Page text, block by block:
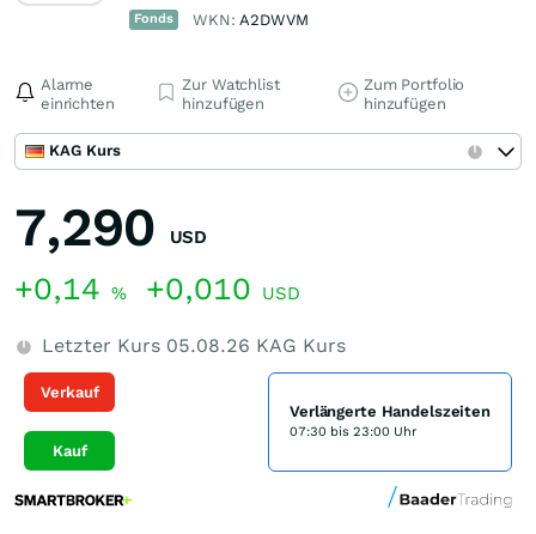
Fonds WKN:A2DWVM
Alarme
einrichten
Zur Watchlist
hinzufügen
Zum Portfolio
hinzufügen
KAG Kurs
7,290 USD
+0,14 % +0,010 USD
Letzter Kurs 05.08.26 KAG Kurs
Verkauf
Kauf
Verlängerte Handelszeiten
07:30 bis 23:00 Uhr